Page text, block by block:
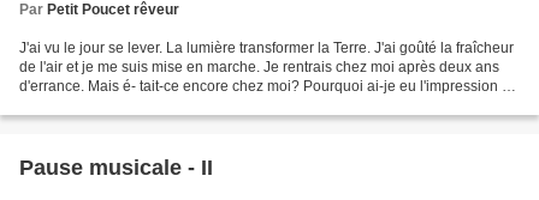
Par Petit Poucet rêveur
J'ai vu le jour se lever. La lumière transformer la Terre. J'ai goûté la fraîcheur
de l'air et je me suis mise en marche. Je rentrais chez moi après deux ans
d'errance. Mais é- tait-ce encore chez moi? Pourquoi ai-je eu l'impression de
Pause musicale - II